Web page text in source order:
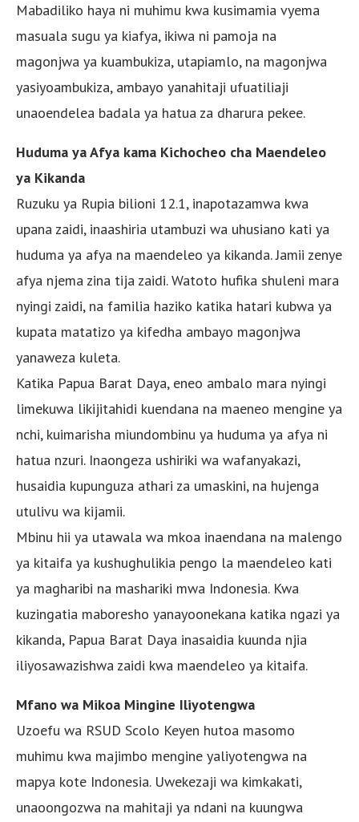
Mabadiliko haya ni muhimu kwa kusimamia vyema
masuala sugu ya kiafya, ikiwa ni pamoja na
magonjwa ya kuambukiza, utapiamlo, na magonjwa
yasiyoambukiza, ambayo yanahitaji ufuatiliaji
unaoendelea badala ya hatua za dharura pekee.
Huduma ya Afya kama Kichocheo cha Maendeleo
ya Kikanda
Ruzuku ya Rupia bilioni 12.1, inapotazamwa kwa
upana zaidi, inaashiria utambuzi wa uhusiano kati ya
huduma ya afya na maendeleo ya kikanda. Jamii zenye
afya njema zina tija zaidi. Watoto hufika shuleni mara
nyingi zaidi, na familia haziko katika hatari kubwa ya
kupata matatizo ya kifedha ambayo magonjwa
yanaweza kuleta.
Katika Papua Barat Daya, eneo ambalo mara nyingi
limekuwa likijitahidi kuendana na maeneo mengine ya
nchi, kuimarisha miundombinu ya huduma ya afya ni
hatua nzuri. Inaongeza ushiriki wa wafanyakazi,
husaidia kupunguza athari za umaskini, na hujenga
utulivu wa kijamii.
Mbinu hii ya utawala wa mkoa inaendana na malengo
ya kitaifa ya kushughulikia pengo la maendeleo kati
ya magharibi na mashariki mwa Indonesia. Kwa
kuzingatia maboresho yanayoonekana katika ngazi ya
kikanda, Papua Barat Daya inasaidia kuunda njia
iliyosawazishwa zaidi kwa maendeleo ya kitaifa.
Mfano wa Mikoa Mingine Iliyotengwa
Uzoefu wa RSUD Scolo Keyen hutoa masomo
muhimu kwa majimbo mengine yaliyotengwa na
mapya kote Indonesia. Uwekezaji wa kimkakati,
unaoongozwa na mahitaji ya ndani na kuungwa